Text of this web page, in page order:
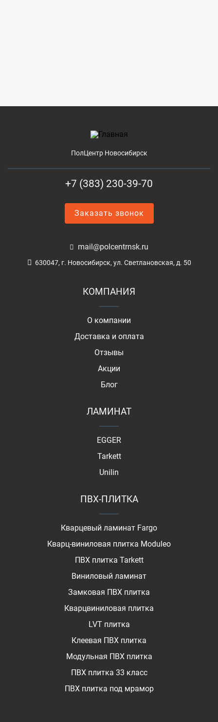
ПолЦентр Новосибирск
+7 (383) 230-39-70
Заказать звонок
mail@polcentrnsk.ru
630047, г. Новосибирск, ул. Светлановская, д. 50
КОМПАНИЯ
О компании
Доставка и оплата
Отзывы
Акции
Блог
ЛАМИНАТ
EGGER
Tarkett
Unilin
ПВХ-ПЛИТКА
Кварцевый ламинат Fargo
Кварц-виниловая плитка Moduleo
ПВХ плитка Tarkett
Виниловый ламинат
Замковая ПВХ плитка
Кварцвиниловая плитка
LVT плитка
Клеевая ПВХ плитка
Модульная ПВХ плитка
ПВХ плитка 33 класс
ПВХ плитка под мрамор